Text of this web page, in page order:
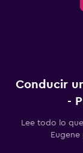
Conducir
-
Lee todo lo